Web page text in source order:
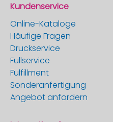
Kundenservice
Online-Kataloge
Häufige Fragen
Druckservice
Fullservice
Fulfillment
Sonderanfertigung
Angebot anfordern